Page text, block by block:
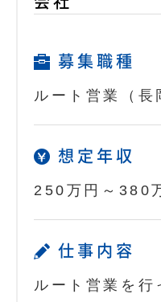
募集職種
ルート営業（長
想定年収
250万円～380
仕事内容
ルート営業を行